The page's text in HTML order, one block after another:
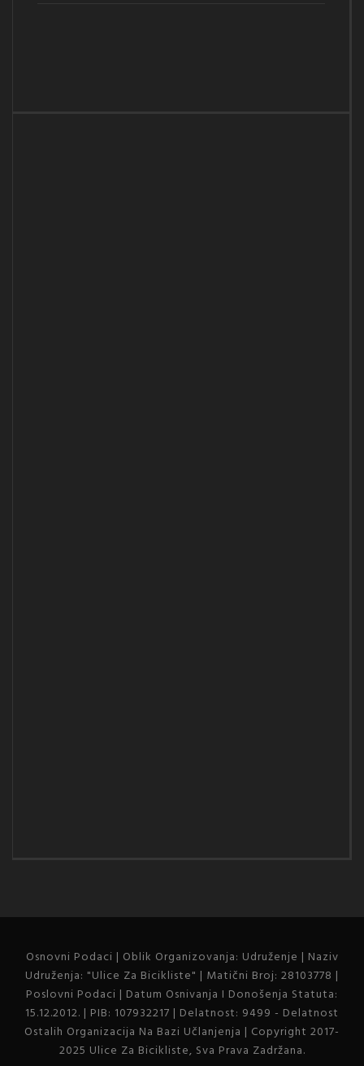
Osnovni Podaci | Oblik Organizovanja: Udruženje | Naziv
Udruženja: "Ulice Za Bicikliste" | Matični Broj: 28103778 |
Poslovni Podaci | Datum Osnivanja I Donošenja Statuta:
15.12.2012. | PIB: 107932217 | Delatnost: 9499 - Delatnost
Ostalih Organizacija Na Bazi Učlanjenja | Copyright 2017-
2025 Ulice Za Bicikliste, Sva Prava Zadržana.